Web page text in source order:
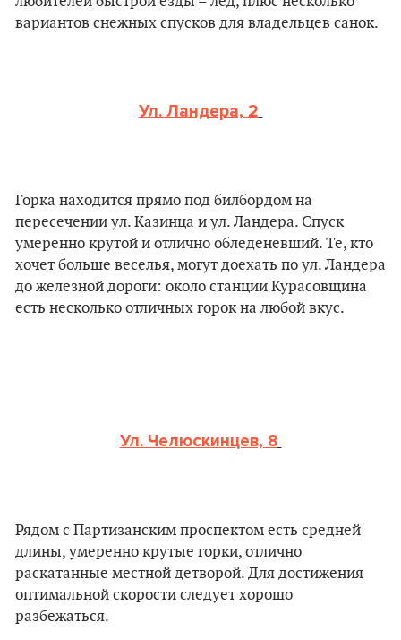
вариантов снежных спусков для владельцев санок.
Ул. Ландера, 2
Горка находится прямо под билбордом на
пересечении ул. Казинца и ул. Ландера. Спуск
умеренно крутой и отлично обледеневший. Те, кто
хочет больше веселья, могут доехать по ул. Ландера
до железной дороги: около станции Курасовщина
есть несколько отличных горок на любой вкус.
Ул. Челюскинцев, 8
Рядом с Партизанским проспектом есть средней
длины, умеренно крутые горки, отлично
раскатанные местной детворой. Для достижения
оптимальной скорости следует хорошо
разбежаться.